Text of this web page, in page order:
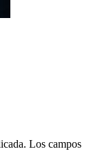
Los campos